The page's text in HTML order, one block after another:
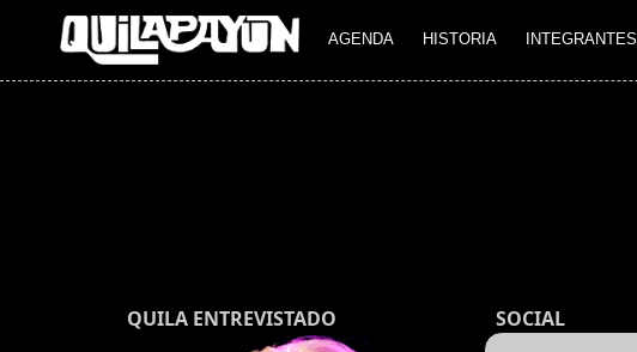
AGENDA HISTORIA INTEGRANTES
QUILA ENTREVISTADO SOCIAL